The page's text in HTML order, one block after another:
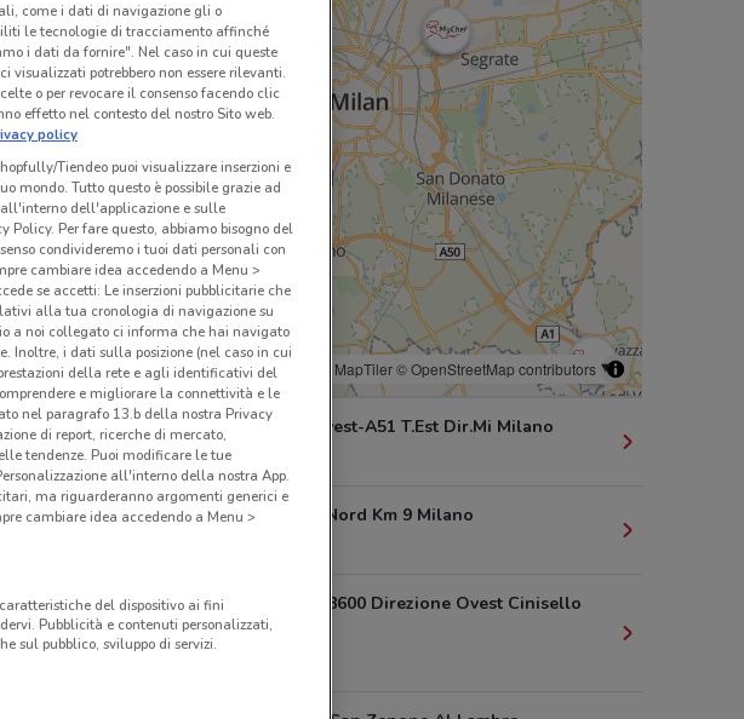
© MapTiler© OpenStreetMap contributors
C.Gobba Ovest-A51 T.Est Dir.Mi Milano
A51 Mi Dir Nord Km 9 Milano
Via A4-Km 8600 Direzione Ovest Cinisello
Balsamo
come i dati di navigazione gli o
le tecnologie di tracciamento affinché
i dati da fornire". Nel caso in cui queste
visualizzati potrebbero non essere rilevanti.
o per revocare il consenso facendo clic
effetto nel contesto del nostro Sito web.
policy
Tiendeo puoi visualizzare inserzioni e
mondo. Tutto questo è possibile grazie ad
dell'applicazione e sulle
Per fare questo, abbiamo bisogno del
condivideremo i tuoi dati personali con
cambiare idea accedendo a Menu >
se accetti: Le inserzioni pubblicitarie che
alla tua cronologia di navigazione su
a noi collegato ci informa che hai navigato
Inoltre, i dati sulla posizione (nel caso in cui
della rete e agli identificativi del
e migliorare la connettività e le
nel paragrafo 13.b della nostra Privacy
di report, ricerche di mercato,
tendenze. Puoi modificare le tue
all'interno della nostra App.
ma riguarderanno argomenti generici e
cambiare idea accedendo a Menu >
del dispositivo ai fini
Pubblicità e contenuti personalizzati,
sul pubblico, sviluppo di servizi.